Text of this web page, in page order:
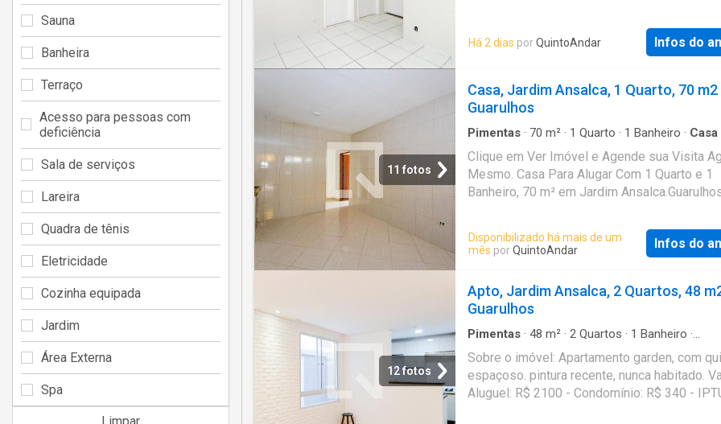
mail e WhatsApp com os próximos passos.
imóvel sem burocracia O QuintoAndar
Conheça esse e outros imóveis no site do
QuintoAndar. CRECI-SP J24.344
Há 2 dias porQuintoAndar Infos do
11 fotos
Casa, Jardim Ansalca, 1 Quarto, 70 m2
Guarulhos
Pimentas · 70 m² · 1 Quarto · 1 Banheiro · Casa
Clique em Ver Imóvel e Agende sua Visita
Mesmo. Casa Para Alugar Com 1 Quarto e 1
Banheiro, 70 m² em Jardim
Disponibilizado há mais de um
mês porQuintoAndar Infos do
12 fotos
Apto, Jardim Ansalca, 2 Quartos, 48
Guarulhos
Pimentas · 48 m² · 2 Quartos · 1 Banheiro ·
Sobre o imóvel: Apartamento garden, com
espaçoso. pintura recente, nunca habitado.
Aluguel: R$ 2100 - Condomínio: R$ 340 -
Sauna
Banheira
Terraço
Acesso para pessoas com
deficiência
Sala de serviços
Lareira
Quadra de tênis
Eletricidade
Cozinha equipada
Jardim
Área Externa
Spa
Limpar